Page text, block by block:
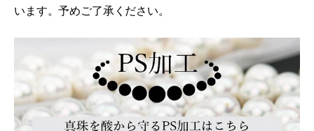
います。予めご了承ください。